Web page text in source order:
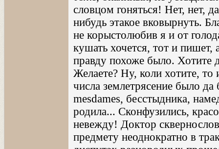
словцом гоняться! Нет, нет,
нибудь этакое вковырнуть.
не корыстолюбив я и от
кушать хочется, тот и
правду похоже было. Хотите
Желаете? Ну, коли хотите, то
числа землетрясение было
mesdames, бесстыдника,
родила... Сконфузились,
невежду! Доктор
предмету неоднократно в